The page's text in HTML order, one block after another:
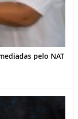
pelo NAT